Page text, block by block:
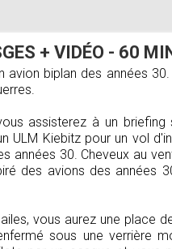
+ VIDÉO - 60
avion biplan des années
assisterez à un briefing
ULM Kiebitz pour un vol
années 30. Cheveux au
des avions des années
vous aurez une place
sous une verrière